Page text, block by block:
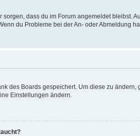
dass du im Forum angemeldet
du Probleme bei der An- oder Abmeldung
des Boards gespeichert. Um diese zu
Einstellungen ändern.